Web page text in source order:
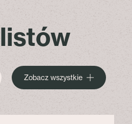
Zobacz wszystkie